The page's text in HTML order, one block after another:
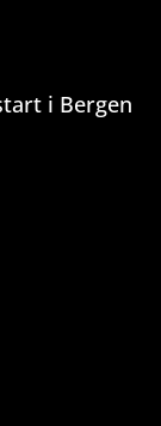
i Bergen